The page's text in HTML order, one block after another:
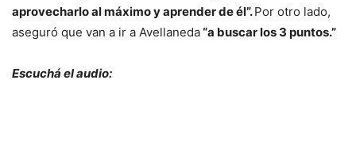
aprovecharlo al máximo y aprender de él”.Por otro lado,
aseguró que van a ir a Avellaneda“a buscar los 3 puntos.”
Escuchá el audio: